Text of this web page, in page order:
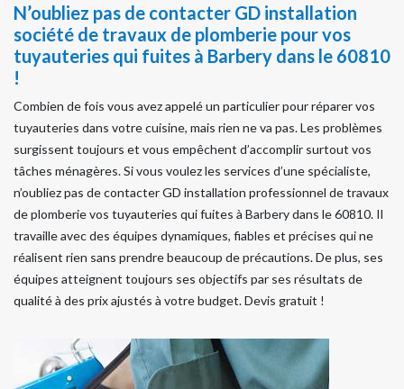
N’oubliez pas de contacter GD installation
société de travaux de plomberie pour vos
tuyauteries qui fuites à Barbery dans le 60810
!
Combien de fois vous avez appelé un particulier pour réparer vos
tuyauteries dans votre cuisine, mais rien ne va pas. Les problèmes
surgissent toujours et vous empêchent d’accomplir surtout vos
tâches ménagères. Si vous voulez les services d’une spécialiste,
n’oubliez pas de contacter GD installation professionnel de travaux
de plomberie vos tuyauteries qui fuites à Barbery dans le 60810. Il
travaille avec des équipes dynamiques, fiables et précises qui ne
réalisent rien sans prendre beaucoup de précautions. De plus, ses
équipes atteignent toujours ses objectifs par ses résultats de
qualité à des prix ajustés à votre budget. Devis gratuit !